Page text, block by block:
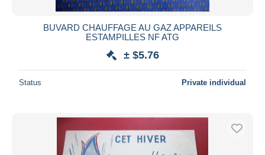
BUVARD CHAUFFAGE AU GAZ APPAREILS
ESTAMPILLES NF ATG
± $5.76
Status Private individual